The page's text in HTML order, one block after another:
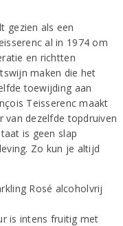
gezien als een
al in 1974 om
en richtten
maken die het
toewijding aan
Teisserenc maakt
van dezelfde topdruiven
is geen slap
Zo kun je altijd
is intens fruitig met